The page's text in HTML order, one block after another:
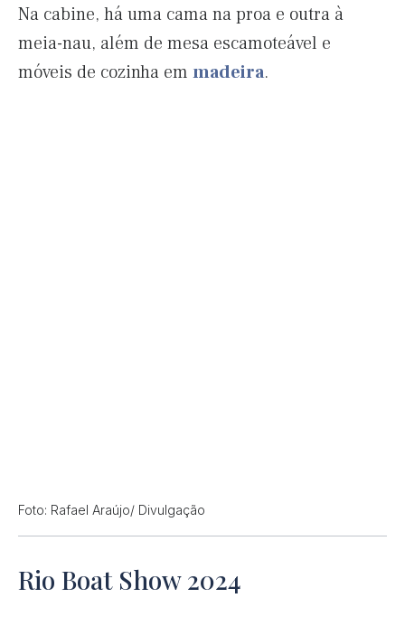
Na cabine, há uma cama na proa e outra à
meia-nau, além de mesa escamoteável e
móveis de cozinha em madeira.
Foto: Rafael Araújo/ Divulgação
Rio Boat Show 2024